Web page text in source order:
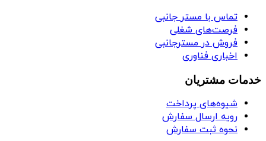
تماس با مستر جانبی
فرصت‌های شغلی
فروش در مسترجانبی
اخباری فناوری
خدمات مشتریان
شیوه‌های پرداخت
رویه ارسال سفارش
نحوه ثبت سفارش